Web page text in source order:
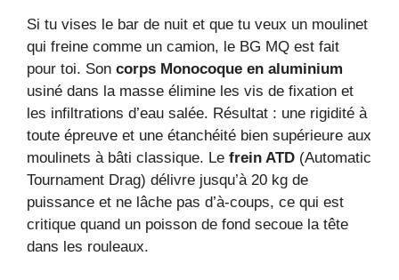
Si tu vises le bar de nuit et que tu veux un moulinet
qui freine comme un camion, le BG MQ est fait
pour toi. Son corps Monocoque en aluminium
usiné dans la masse élimine les vis de fixation et
les infiltrations d’eau salée. Résultat : une rigidité à
toute épreuve et une étanchéité bien supérieure aux
moulinets à bâti classique. Le frein ATD (Automatic
Tournament Drag) délivre jusqu’à 20 kg de
puissance et ne lâche pas d’à-coups, ce qui est
critique quand un poisson de fond secoue la tête
dans les rouleaux.